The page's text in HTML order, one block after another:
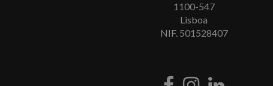
1100-547
Lisboa
NIF. 501528407